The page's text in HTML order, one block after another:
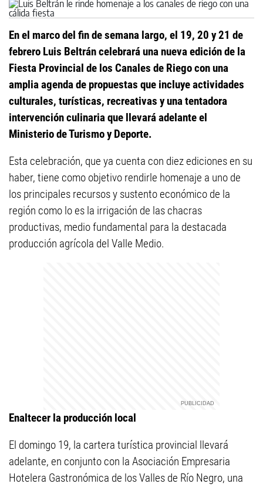
En el marco del fin de semana largo, el 19, 20 y 21 de
febrero Luis Beltrán celebrará una nueva edición de la
Fiesta Provincial de los Canales de Riego con una
amplia agenda de propuestas que incluye actividades
culturales, turísticas, recreativas y una tentadora
intervención culinaria que llevará adelante el
Ministerio de Turismo y Deporte.
Esta celebración, que ya cuenta con diez ediciones en su
haber, tiene como objetivo rendirle homenaje a uno de
los principales recursos y sustento económico de la
región como lo es la irrigación de las chacras
productivas, medio fundamental para la destacada
producción agrícola del Valle Medio.
Enaltecer la producción local
El domingo 19, la cartera turística provincial llevará
adelante, en conjunto con la Asociación Empresaria
Hotelera Gastronómica de los Valles de Río Negro, una